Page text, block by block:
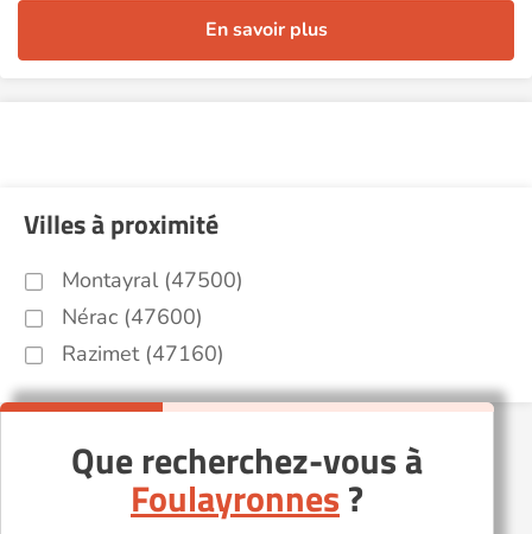
En savoir plus
Villes à proximité
Montayral (47500)
Nérac (47600)
Razimet (47160)
Que recherchez-vous à
Foulayronnes?